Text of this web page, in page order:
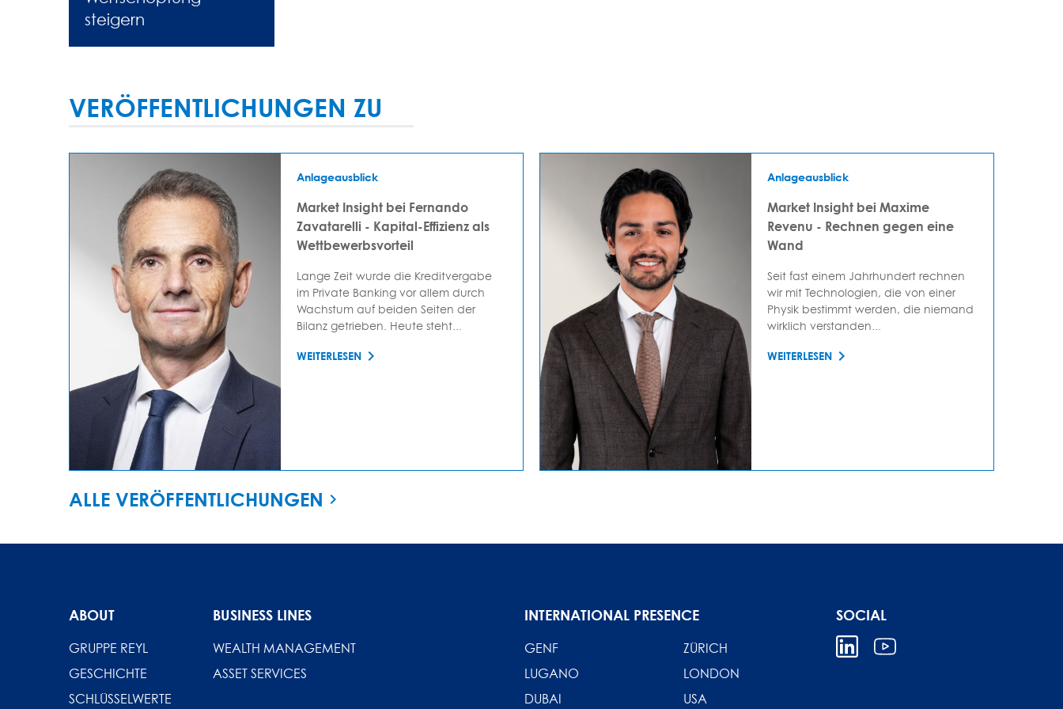
steigern
VERÖFFENTLICHUNGEN ZU
Anlageausblick
Market Insight bei Fernando
Zavatarelli - Kapital-Effizienz als
Wettbewerbsvorteil
Lange Zeit wurde die Kreditvergabe
im Private Banking vor allem durch
Wachstum auf beiden Seiten der
Bilanz getrieben. Heute steht...
WEITERLESEN
Anlageausblick
Market Insight bei Maxime
Revenu - Rechnen gegen eine
Wand
Seit fast einem Jahrhundert rechnen
wir mit Technologien, die von einer
Physik bestimmt werden, die niemand
wirklich verstanden...
WEITERLESEN
ALLE VERÖFFENTLICHUNGEN
ABOUT
GRUPPE REYL
GESCHICHTE
SCHLÜSSELWERTE
BUSINESS LINES
WEALTH MANAGEMENT
ASSET SERVICES
INTERNATIONAL PRESENCE
GENF
ZÜRICH
LUGANO
LONDON
DUBAI
USA
SOCIAL